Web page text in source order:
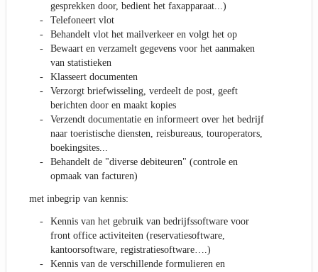
gesprekken door, bedient het faxapparaat...)
Telefoneert vlot
Behandelt vlot het mailverkeer en volgt het op
Bewaart en verzamelt gegevens voor het aanmaken
van statistieken
Klasseert documenten
Verzorgt briefwisseling, verdeelt de post, geeft
berichten door en maakt kopies
Verzendt documentatie en informeert over het bedrijf
naar toeristische diensten, reisbureaus, touroperators,
boekingsites...
Behandelt de "diverse debiteuren" (controle en
opmaak van facturen)
met inbegrip van kennis:
Kennis van het gebruik van bedrijfssoftware voor
front office activiteiten (reservatiesoftware,
kantoorsoftware, registratiesoftware….)
Kennis van de verschillende formulieren en